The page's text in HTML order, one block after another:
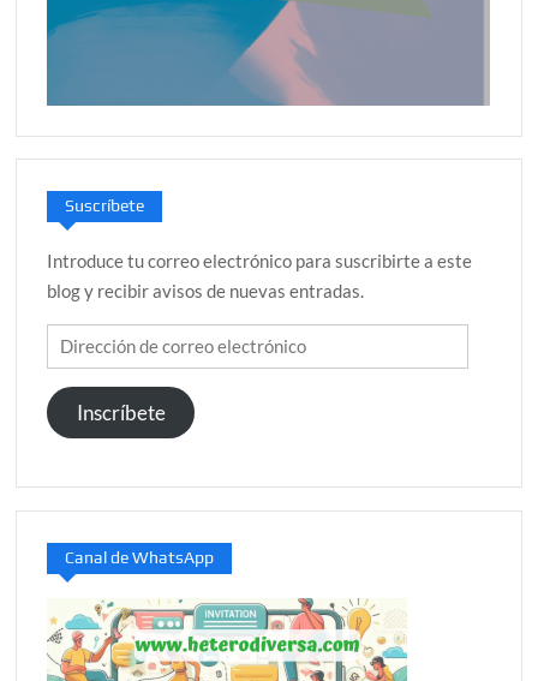
Suscríbete
Introduce tu correo electrónico para suscribirte a este
blog y recibir avisos de nuevas entradas.
Dirección
de
correo
electrónico
Inscríbete
Canal de WhatsApp